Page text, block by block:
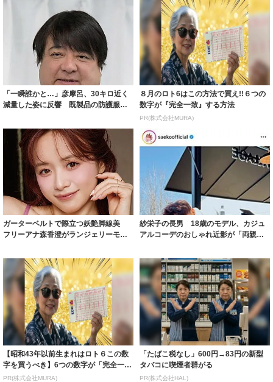
「一瞬誰かと…」彦摩呂、30キロ近く
減量した姿に反響 既製品の防護服が
８月のロト6はこの方法で買え!!６つの
数字が『完全一致』する方法
PR(株式会社MURA)
ガーターベルトで際立つ妖艶脚線美
フリーアナ森香澄がランジェリーモデ
紗栄子の長男 18歳のモデル、カジュ
アルコーデのおしゃれ近影が「両親の
【昭和43年以前生まれはロト６この数
字を買うべき】6つの数字が「完全一
致」する方...
PR(株式会社MURA)
「たばこ税なし」600円→83円の新型
タバコに喫煙者群がる
PR(株式会社HAL)